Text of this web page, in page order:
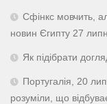
Сфінкс мовчить,
новин Єгипту 27
Як підібрати
Португалія, 20
розуміли, що